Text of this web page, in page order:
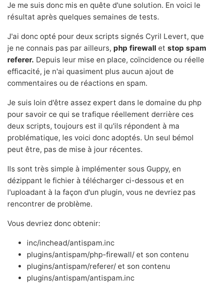
Je me suis donc mis en quête d'une solution. En voici le
résultat après quelques semaines de tests.
J'ai donc opté pour deux scripts signés Cyril Levert, que
je ne connais pas par ailleurs, php firewall et stop spam
referer. Depuis leur mise en place, coïncidence ou réelle
efficacité, je n'ai quasiment plus aucun ajout de
commentaires ou de réactions en spam.
Je suis loin d'être assez expert dans le domaine du php
pour savoir ce qui se trafique réellement derrière ces
deux scripts, toujours est il qu'ils répondent à ma
problématique, les voici donc adoptés. Un seul bémol
peut être, pas de mise à jour récentes.
Ils sont très simple à implémenter sous Guppy, en
dézippant le fichier à télécharger ci-dessous et en
l'uploadant à la façon d'un plugin, vous ne devriez pas
rencontrer de problème.
Vous devriez donc obtenir:
inc/inchead/antispam.inc
plugins/antispam/php-firewall/ et son contenu
plugins/antispam/referer/ et son contenu
plugins/antispam/antispam.inc